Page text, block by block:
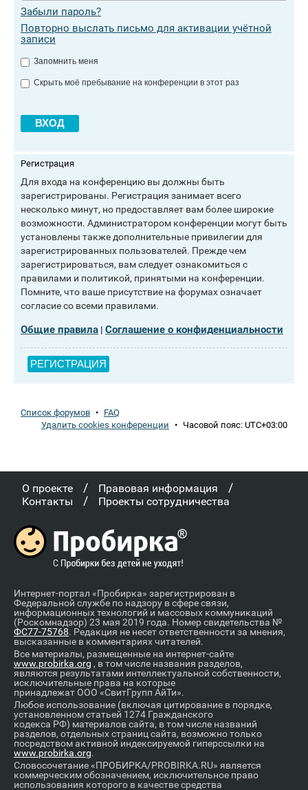
Забыли пароль?
Повторно выслать письмо для активации учётной
записи
Запомнить меня
Скрыть моё пребывание на конференции в этот раз
Регистрация
Для входа на конференцию вы должны быть
зарегистрированы. Регистрация занимает всего
несколько минут, но предоставляет вам более широкие
возможности. Администратором конференции могут быть
установлены также дополнительные привилегии для
зарегистрированных пользователей. Прежде чем
зарегистрироваться, вам следует ознакомиться с
правилами и политикой, принятыми на конференции.
Помните, что ваше присутствие на форумах означает
согласие со всеми правилами.
Общие правила | Соглашение о конфиденциальности
РЕГИСТРАЦИЯ
Список форумов • FAQ
Удалить cookies конференции • Часовой пояс: UTC+03:00
О проекте / Правовая информация /
Контакты / Проекты сотрудничества
Интернет-портал «Пробирка» зарегистрирован в
Федеральной службе по надзору в сфере связи,
информационных технологий и массовых коммуникаций
(Роскомнадзор) 23 мая 2019 года. Номер свидетельства №
ФС77-75768. Редакция не несет ответственности за мнения,
высказанные в комментариях читателей.
Все материалы, размещенные на интернет-сайте
www.probirka.org , в том числе названия разделов,
являются результатами интеллектуальной собственности,
исключительные права на которые
принадлежат ООО «СвитГрупп АйТи».
Любое использование (включая цитирование в порядке,
установленном статьей 1274 Гражданского
кодекса РФ) материалов сайта, в том числе названий
разделов, отдельных страниц сайта, возможно только
посредством активной индексируемой гиперссылки на
www.probirka.org.
Словосочетание «ПРОБИРКА/PROBIRKA.RU» является
коммерческим обозначением, исключительное право
использования которого в качестве средства